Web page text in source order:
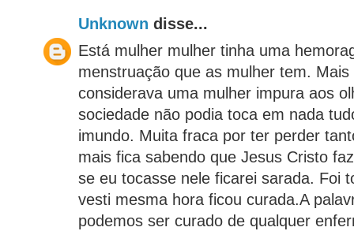
Unknown disse...
Está mulher mulher tinha uma
menstruação que as mulher tem.
considerava uma mulher impura aos
sociedade não podia toca em nada
imundo. Muita fraca por ter perder
mais fica sabendo que Jesus Cristo
se eu tocasse nele ficarei sarada. Foi
vesti mesma hora ficou curada.A
podemos ser curado de qualquer